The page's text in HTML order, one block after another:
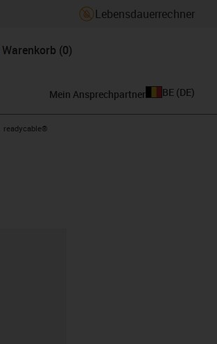
Lebensdauerrechner
Warenkorb (0)
Mein Ansprechpartner BE (DE)
igus-icon-arrow-right
readycable®